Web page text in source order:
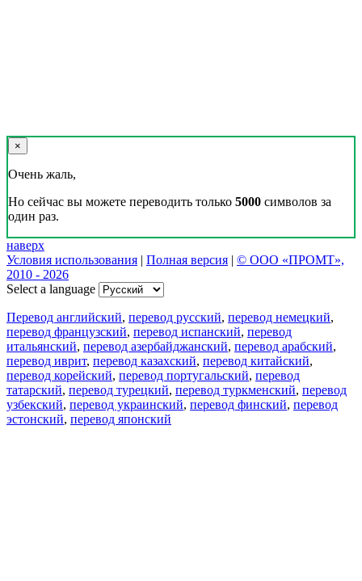
×
Очень жаль,
Но сейчас вы можете переводить только 5000 символов за
один раз.
наверх
Условия использования | Полная версия | © ООО «ПРОМТ»,
2010 - 2026
Select a language
Перевод английский, перевод русский, перевод немецкий,
перевод французский, перевод испанский, перевод
итальянский, перевод азербайджанский, перевод арабский,
перевод иврит, перевод казахский, перевод китайский,
перевод корейский, перевод португальский, перевод
татарский, перевод турецкий, перевод туркменский, перевод
узбекский, перевод украинский, перевод финский, перевод
эстонский, перевод японский